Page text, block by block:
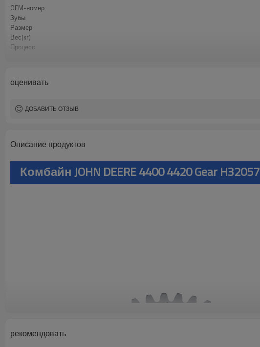
OEM-номер
Зубы
Размер
Вес(кг)
Процесс
Обработка поверхности
оценивать
ДОБАВИТЬ ОТЗЫВ
Описание продуктов
Комбайн JOHN DEERE 4400 4420 Gear H32057
рекомендовать